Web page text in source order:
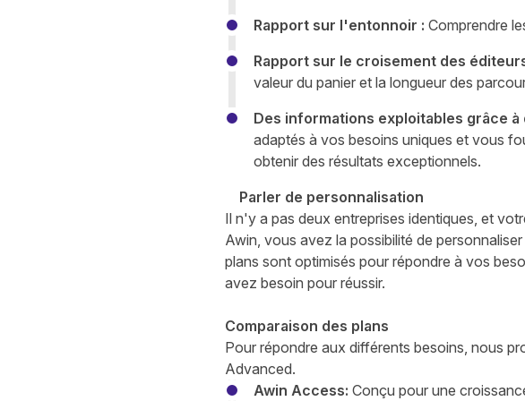
Rapport sur l'entonnoir : Comprendre
Rapport sur le croisement des
valeur du panier et la longueur des
Des informations exploitables grâce
adaptés à vos besoins uniques et vous
obtenir des résultats exceptionnels.
Parler de personnalisation
Il n'y a pas deux entreprises identiques, et
Awin, vous avez la possibilité de
plans sont optimisés pour répondre à vos
avez besoin pour réussir.
Comparaison des plans
Pour répondre aux différents besoins, nous
Advanced.
Awin Access: Conçu pour une